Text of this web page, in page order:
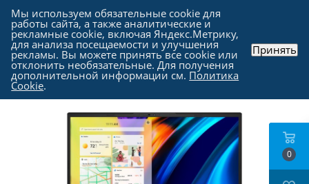
Каталог - Ноутбуки, моноблоки и прочие
-
Ноутбуки в Москве
0
Мы используем обязательные cookie для
работы сайта, а также аналитические и
рекламные cookie, включая Яндекс.Метрику,
для анализа посещаемости и улучшения
рекламы. Вы можете принять все cookie или
отклонить необязательные. Для получения
дополнительной информации см. Политика
Cookie.
Принять